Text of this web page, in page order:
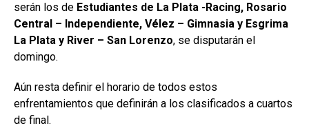
serán los de Estudiantes de La Plata -Racing, Rosario
Central – Independiente, Vélez – Gimnasia y Esgrima
La Plata y River – San Lorenzo, se disputarán el
domingo.
Aún resta definir el horario de todos estos
enfrentamientos que definirán a los clasificados a cuartos
de final.